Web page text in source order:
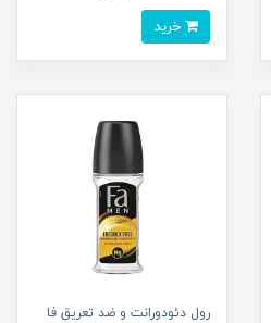
رول دئودورانت و ضد تعریق فا